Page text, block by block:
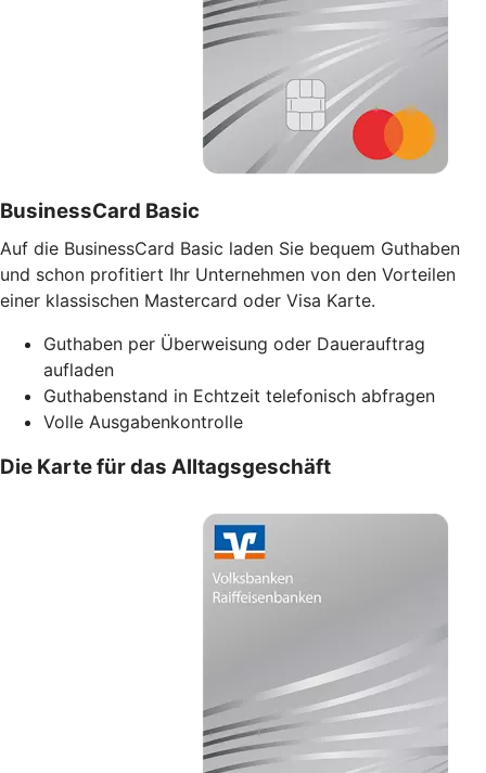
BusinessCard Basic
Auf die BusinessCard Basic laden Sie bequem Guthaben
und schon profitiert Ihr Unternehmen von den Vorteilen
einer klassischen Mastercard oder Visa Karte.
Guthaben per Überweisung oder Dauerauftrag
aufladen
Guthabenstand in Echtzeit telefonisch abfragen
Volle Ausgabenkontrolle
Die Karte für das Alltagsgeschäft